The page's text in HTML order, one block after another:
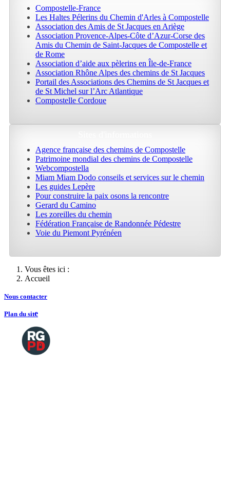
Compostelle-France
Les Haltes Pélerins du Chemin d'Arles à Compostelle
Association des Amis de St Jacques en Ariège
Association Provence-Alpes-Côte d’Azur-Corse des
Amis du Chemin de Saint-Jacques de Compostelle et
de Rome
Association d’aide aux pèlerins en Île-de-France
Association Rhône Alpes des chemins de St Jacques
Portail des Associations des Chemins de St Jacques et
de St Michel sur l’Arc Atlantique
Compostelle Cordoue
Agence française des chemins de Compostelle
Patrimoine mondial des chemins de Compostelle
Webcompostella
Miam Miam Dodo conseils et services sur le chemin
Les guides Lepère
Pour construire la paix osons la rencontre
Gerard du Camino
Les zoreilles du chemin
Fédération Française de Randonnée Pédestre
Voie du Piemont Pyrénéen
Vous êtes ici :
Accueil
Nous contacter
Plan du site